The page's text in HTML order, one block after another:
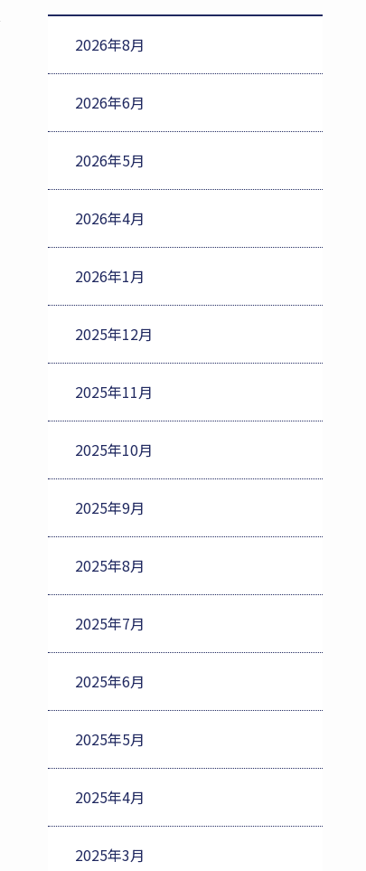
2026年8月
2026年6月
2026年5月
2026年4月
2026年1月
2025年12月
2025年11月
2025年10月
2025年9月
2025年8月
2025年7月
2025年6月
2025年5月
2025年4月
2025年3月